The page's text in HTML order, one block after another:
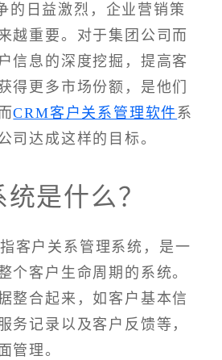
的日益激烈，企业营销策
越重要。对于集团公司而
信息的深度挖掘，提高客
得更多市场份额，是他们
CRM客户关系管理软件 系
司达成这样的目标。
是什么？
客户关系管理系统，是一
个客户生命周期的系统。
整合起来，如客户基本信
务记录以及客户反馈等，
管理。